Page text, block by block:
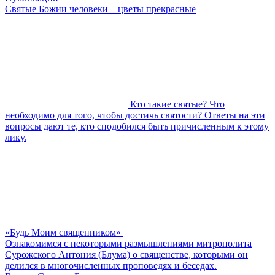
Святые Божии человеки – цветы прекрасные
Кто такие святые? Что
необходимо для того, чтобы достичь святости? Ответы на эти
вопросы дают те, кто сподобился быть причисленным к этому
лику.
«Будь Моим священником»
Ознакомимся с некоторыми размышлениями митрополита
Сурожского Антония (Блума) о священстве, которыми он
делился в многочисленных проповедях и беседах.